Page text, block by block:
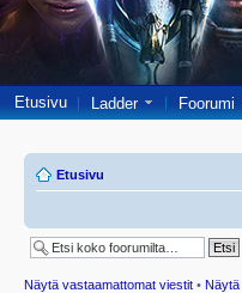
Etusivu Ladder Foorumi
Etusivu
Näytä vastaamattomat viestit • Näytä